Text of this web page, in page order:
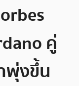
คู่
พุ่งขึ้น